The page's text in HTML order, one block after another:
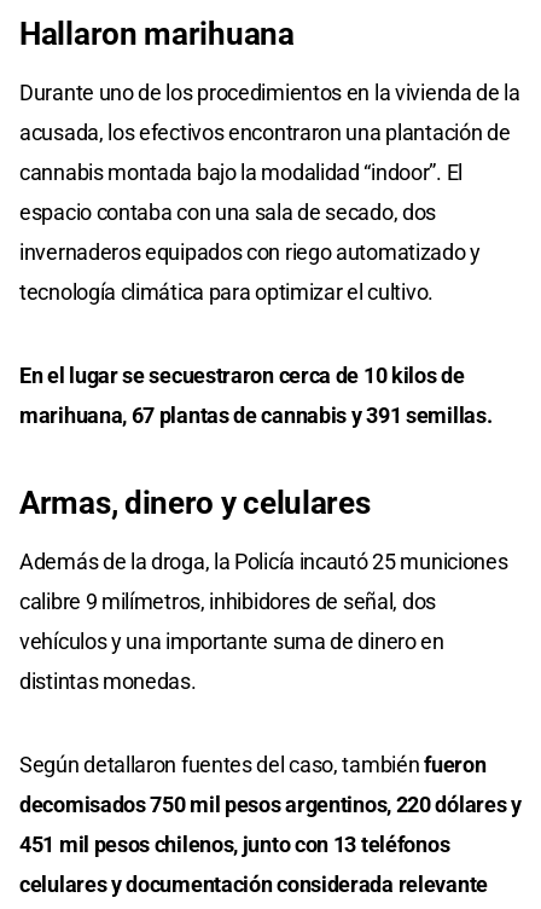
Hallaron marihuana
Durante uno de los procedimientos en la vivienda de la
acusada, los efectivos encontraron una plantación de
cannabis montada bajo la modalidad “indoor”. El
espacio contaba con una sala de secado, dos
invernaderos equipados con riego automatizado y
tecnología climática para optimizar el cultivo.
En el lugar se secuestraron cerca de 10 kilos de
marihuana, 67 plantas de cannabis y 391 semillas.
Armas, dinero ycelulares
Además de la droga, la Policía incautó 25 municiones
calibre 9 milímetros, inhibidores de señal, dos
vehículos y una importante suma de dinero en
distintas monedas.
Según detallaron fuentes del caso, tambiénfueron
decomisados 750 mil pesos argentinos, 220 dólares y
451 mil pesos chilenos, junto con 13 teléfonos
celulares y documentación considerada relevante